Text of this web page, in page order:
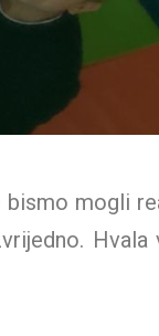
bismo mogli
Hvala